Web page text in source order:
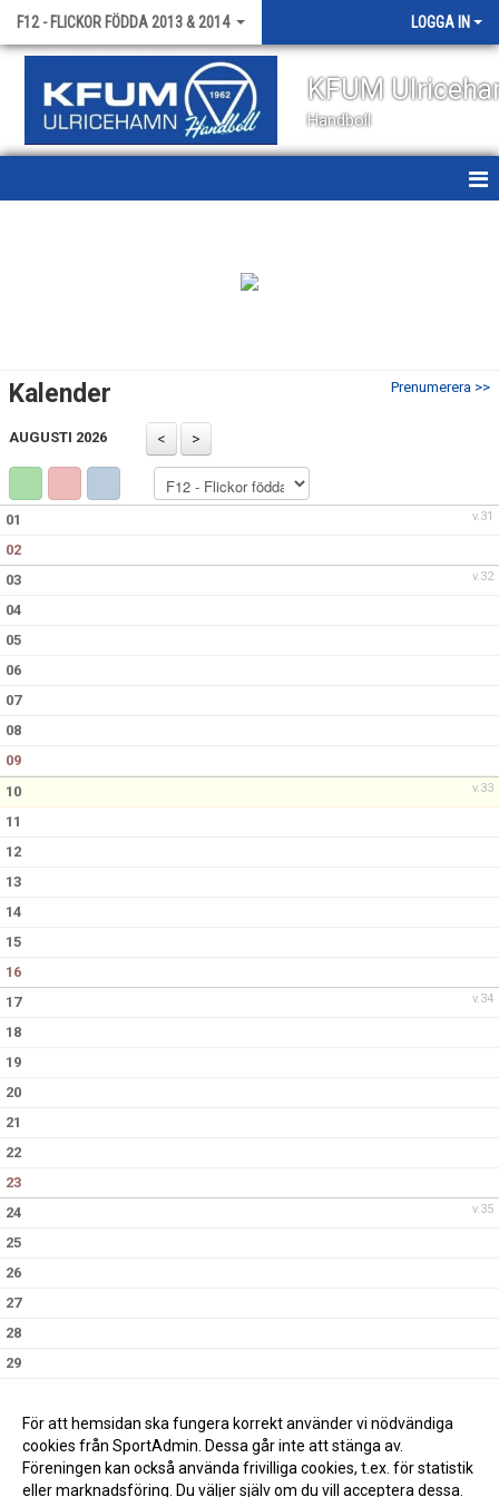
F12 - FLICKOR FÖDDA 2013 & 2014 LOGGA IN
KFUM
Handboll
BILDGALLERI
DOKUMENT
KONTAKT
Prenumerera >>
Kalender
AUGUSTI 2026
v.31
01
02
v.32
03
04
05
06
07
08
09
v.33
10
11
12
13
14
15
16
v.34
17
18
19
20
21
22
23
v.35
24
25
26
27
28
29
För att hemsidan ska fungera korrekt använder vi nödvändiga
cookies från SportAdmin. Dessa går inte att stänga av.
Föreningen kan också använda frivilliga cookies, t.ex. för statistik
eller marknadsföring. Du väljer själv om du vill acceptera dessa.